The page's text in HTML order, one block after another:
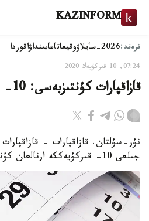
KAZINFORM
ترەند:2026-سايلاۋ وقيعاتاعايىنداۋاقوردا
07:24, 10 قىركۇيەك 2020
قازاقپارات كۇنتىزبەسى: 10- قىركۇيەك
جىلعى 10- قىركۇيەككە ارنالعان كۇنتىزبەسىن ۇسىنادى.